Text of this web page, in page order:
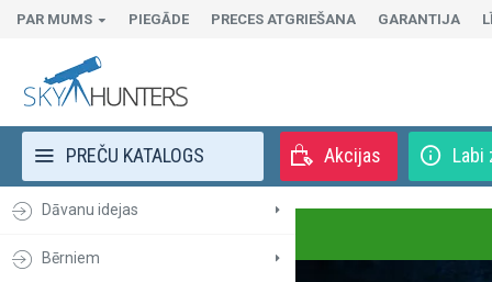
PAR MUMS PIEGĀDE PRECES ATGRIEŠANA GARANTIJA
PREČU KATALOGS Akcijas Labi
Dāvanu idejas
Bērniem